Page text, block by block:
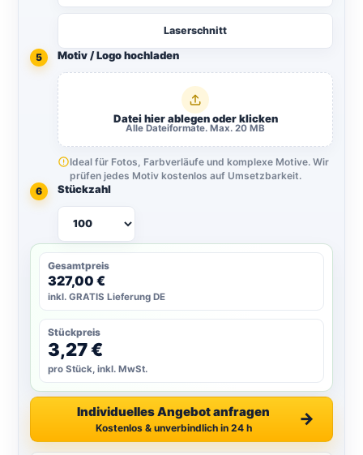
Laserschnitt
5 Motiv / Logo hochladen
Datei hier ablegen oder klicken
Alle Dateiformate. Max. 20 MB
Ideal für Fotos, Farbverläufe und komplexe Motive. Wir
prüfen jedes Motiv kostenlos auf Umsetzbarkeit.
6
Stückzahl
Gesamtpreis
327,00 €
inkl. GRATIS Lieferung DE
Stückpreis
3,27 €
pro Stück, inkl. MwSt.
Individuelles Angebot anfragen →
Kostenlos & unverbindlich in 24 h